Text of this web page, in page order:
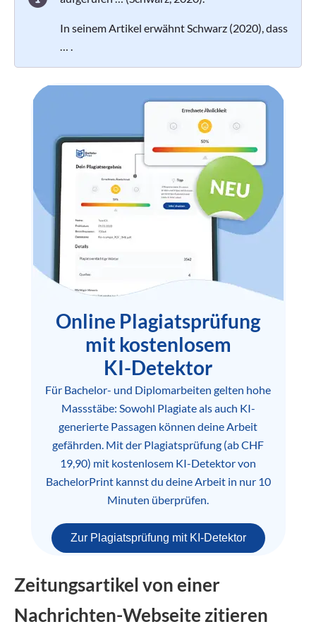
In seinem Artikel erwähnt Schwarz (2020), dass
… .
Online Plagiatsprüfung
mit kostenlosem
KI-Detektor
Für Bachelor- und Diplomarbeiten gelten hohe
Massstäbe: Sowohl Plagiate als auch KI-
generierte Passagen können deine Arbeit
gefährden. Mit der Plagiatsprüfung (ab CHF
19,90) mit kostenlosem KI-Detektor von
BachelorPrint kannst du deine Arbeit in nur 10
Minuten überprüfen.
Zur Plagiatsprüfung mit KI-Detektor
Zeitungsartikel von einer
Nachrichten-Webseite zitieren